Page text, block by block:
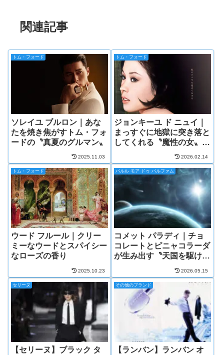
関連記事
トム・フォード
ソレイユ ブルロン｜あな
たを焼き焦がすトム・フォ
ードの〝真夏のグルマン〟
2025.11.03
トム・フォード
ジョンキーユ ド ニュイ｜
まっすぐに地獄に突き落と
してくれる〝魔性の女〟の
2026.02.14
トム・フォード
ウード フルール｜クリー
ミーなウードとスパイシー
なローズの香り
2025.10.23
パルル モア ドゥ パルファム
コメット パラディ｜チョ
コレートとピニャコラーダ
が生み出す〝天国を駆け抜
2026.05.15
セリーヌ
【セリーヌ】ブラック タ
その他のブランド
【ランバン】ランバン オ